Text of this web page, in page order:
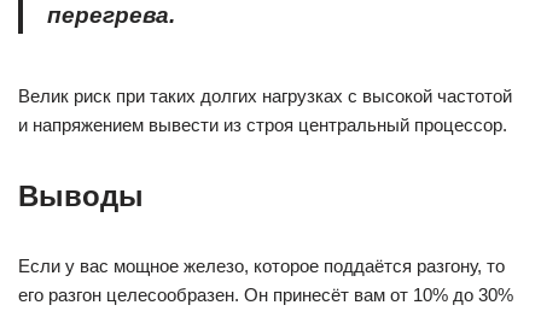
перегрева.
Велик риск при таких долгих нагрузках с высокой частотой
и напряжением вывести из строя центральный процессор.
Выводы
Если у вас мощное железо, которое поддаётся разгону, то
его разгон целесообразен. Он принесёт вам от 10% до 30%